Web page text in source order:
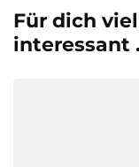
Für dich
interessant